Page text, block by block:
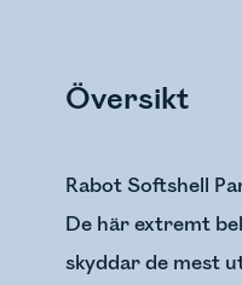
Översikt
Rabot Softshell
De här extremt
skyddar de mest